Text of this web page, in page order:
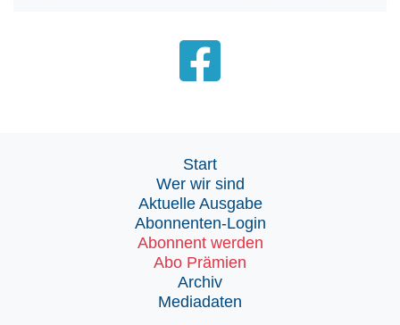
Start
Wer wir sind
Aktuelle Ausgabe
Abonnenten-Login
Abonnent werden
Abo Prämien
Archiv
Mediadaten